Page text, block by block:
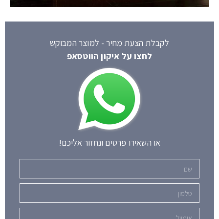
לקבלת הצעת מחיר - למוצר המבוקש
לחצו על איקון הווטסאפ
או השאירו פרטים ונחזור אליכם!
שם
טלפון